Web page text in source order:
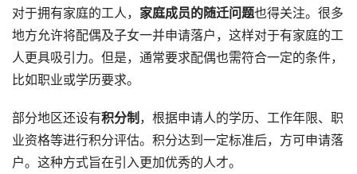
对于拥有家庭的工人， 家庭成员的随迁问题也得关注。很多
地方允许将配偶及子女一并申请落户，这样对于有家庭的工
人更具吸引力。但是，通常要求配偶也需符合一定的条件，
比如职业或学历要求。
部分地区还设有积分制 ，根据申请人的学历、工作年限、职
业资格等进行积分评估。积分达到一定标准后，方可申请落
户。这种方式旨在引入更加优秀的人才。